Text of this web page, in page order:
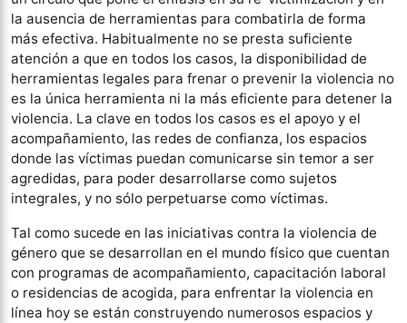
la ausencia de herramientas para combatirla de forma
más efectiva. Habitualmente no se presta suficiente
atención a que en todos los casos, la disponibilidad de
herramientas legales para frenar o prevenir la violencia no
es la única herramienta ni la más eficiente para detener la
violencia. La clave en todos los casos es el apoyo y el
acompañamiento, las redes de confianza, los espacios
donde las víctimas puedan comunicarse sin temor a ser
agredidas, para poder desarrollarse como sujetos
integrales, y no sólo perpetuarse como víctimas.
Tal como sucede en las iniciativas contra la violencia de
género que se desarrollan en el mundo físico que cuentan
con programas de acompañamiento, capacitación laboral
o residencias de acogida, para enfrentar la violencia en
línea hoy se están construyendo numerosos espacios y